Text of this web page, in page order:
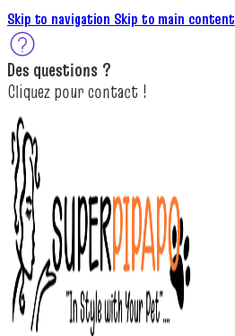
Skip to navigation Skip to main content
Des questions ?
Cliquez pourcontact !